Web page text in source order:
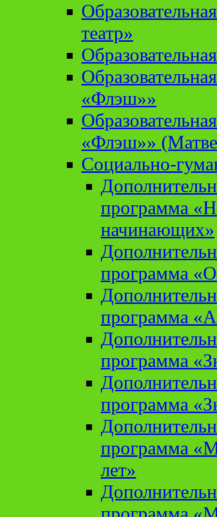
театр»
«Флэш»»
«Флэш»»
Социально-
программа
начинающих»
программа
программа
программа
программа
программа
лет»